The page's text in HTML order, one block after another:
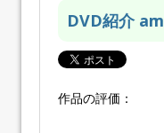
DVD紹介
作品の評価：